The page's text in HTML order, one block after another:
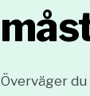
Överväger